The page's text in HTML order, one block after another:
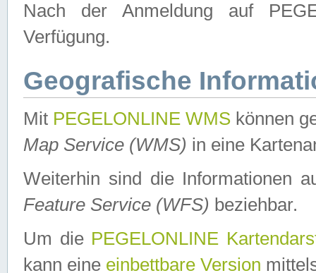
Nach der Anmeldung auf
Verfügung.
Geografische
Mit PEGELONLINE WMS können
Map Service (WMS) in eine
Weiterhin sind die Informationen
Feature Service (WFS) beziehbar.
Um die PEGELONLINE
kann eine einbettbare Version